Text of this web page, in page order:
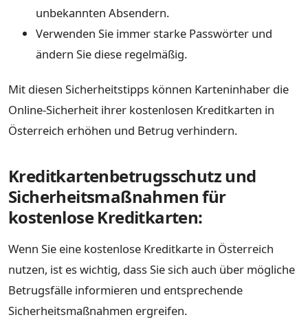
unbekannten Absendern.
Verwenden Sie immer starke Passwörter und
ändern Sie diese regelmäßig.
Mit diesen Sicherheitstipps können Karteninhaber die
Online-Sicherheit ihrer kostenlosen Kreditkarten in
Österreich erhöhen und Betrug verhindern.
Kreditkartenbetrugsschutz und
Sicherheitsmaßnahmen für
kostenlose Kreditkarten:
Wenn Sie eine kostenlose Kreditkarte in Österreich
nutzen, ist es wichtig, dass Sie sich auch über mögliche
Betrugsfälle informieren und entsprechende
Sicherheitsmaßnahmen ergreifen.